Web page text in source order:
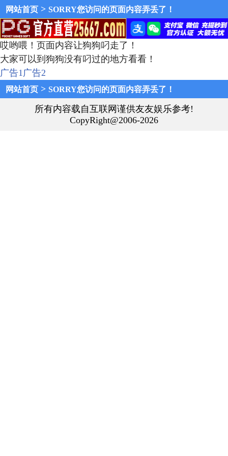
网站首页 > SORRY您访问的页面内容弄丢了！
哎哟喂！页面内容让狗狗叼走了！
大家可以到狗狗没有叼过的地方看看！
广告1广告2
网站首页 > SORRY您访问的页面内容弄丢了！
所有内容载自互联网谨供友友娱乐参考!
CopyRight@2006-2026